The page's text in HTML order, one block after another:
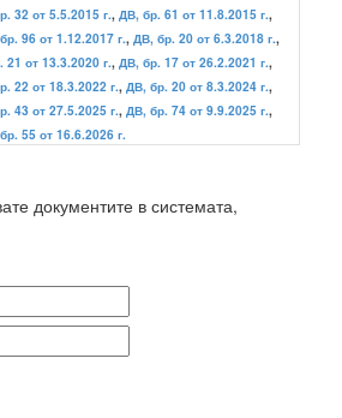
32 от 5.5.2015 г., ДВ, бр. 61 от 11.8.2015 г.,
96 от 1.12.2017 г., ДВ, бр. 20 от 6.3.2018 г.,
21 от 13.3.2020 г., ДВ, бр. 17 от 26.2.2021 г.,
22 от 18.3.2022 г., ДВ, бр. 20 от 8.3.2024 г.,
43 от 27.5.2025 г., ДВ, бр. 74 от 9.9.2025 г.,
55 от 16.6.2026 г.
документите в системата,